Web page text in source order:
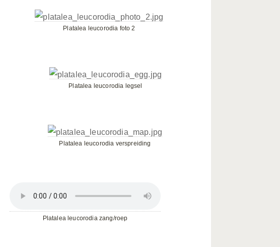
Platalea leucorodia foto 2
Platalea leucorodia legsel
Platalea leucorodia verspreiding
Platalea leucorodia zang/roep